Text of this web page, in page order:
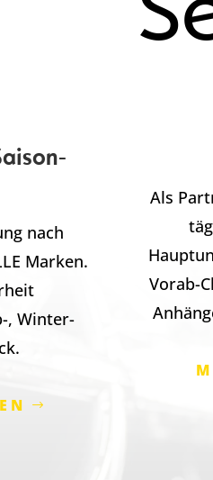
nach
Marken.
, Winter-
Als
Vorab-